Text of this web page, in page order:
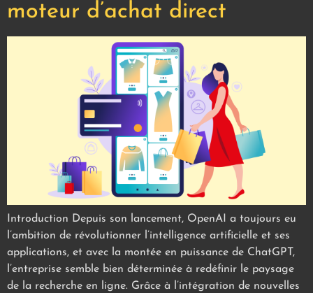
moteur d’achat direct
Introduction Depuis son lancement, OpenAI a toujours eu
l’ambition de révolutionner l’intelligence artificielle et ses
applications, et avec la montée en puissance de ChatGPT,
l’entreprise semble bien déterminée à redéfinir le paysage
de la recherche en ligne. Grâce à l’intégration de nouvelles